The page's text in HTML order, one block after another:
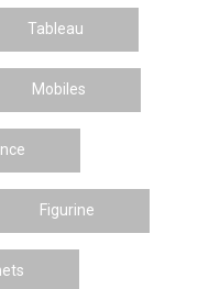
Tableau
Mobiles
Figurine